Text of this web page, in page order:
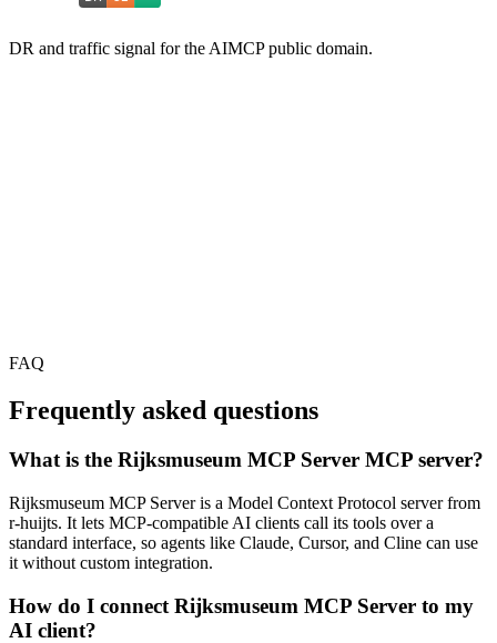
DR and traffic signal for the AIMCP public domain.
FAQ
Frequently asked questions
What is the Rijksmuseum MCP Server MCP server?
Rijksmuseum MCP Server is a Model Context Protocol server from
r-huijts. It lets MCP-compatible AI clients call its tools over a
standard interface, so agents like Claude, Cursor, and Cline can use
it without custom integration.
How do I connect Rijksmuseum MCP Server to my
AI client?